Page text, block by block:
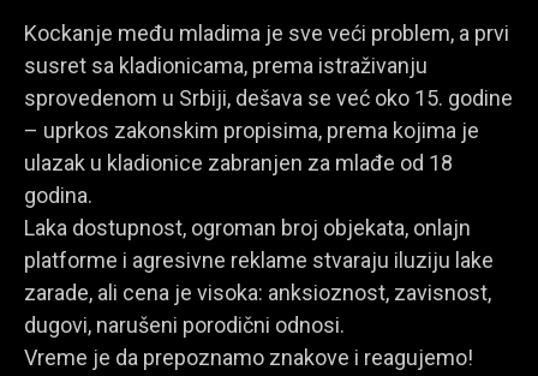
Kockanje među mladima je sve veći problem, a prvi
susret sa kladionicama, prema istraživanju
sprovedenom u Srbiji, dešava se već oko 15. godine
– uprkos zakonskim propisima, prema kojima je
ulazak u kladionice zabranjen za mlađe od 18
godina.
Laka dostupnost, ogroman broj objekata, onlajn
platforme i agresivne reklame stvaraju iluziju lake
zarade, ali cena je visoka: anksioznost, zavisnost,
dugovi, narušeni porodični odnosi.
Vreme je da prepoznamo znakove i reagujemo!